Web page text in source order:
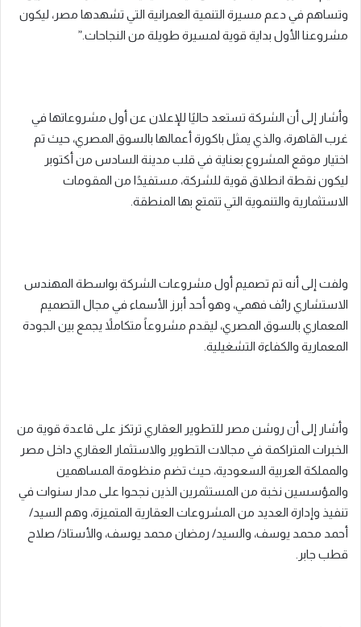
وتساهم في دعم مسيرة التنمية العمرانية التي تشهدها مصر، ليكون
مشروعنا الأول بداية قوية لمسيرة طويلة من النجاحات.”
وأشار إلى أن الشركة تستعد حاليًا للإعلان عن أول مشروعاتها في
غرب القاهرة، والذي يمثل باكورة أعمالها بالسوق المصري، حيث تم
اختيار موقع المشروع بعناية في قلب مدينة السادس من أكتوبر
ليكون نقطة انطلاق قوية للشركة، مستفيدًا من المقومات
الاستثمارية والتنموية التي تتمتع بها المنطقة.
ولفت إلى أنه تم تصميم أول مشروعات الشركة بواسطة المهندس
الاستشاري رائف فهمي، وهو أحد أبرز الأسماء في مجال التصميم
المعماري بالسوق المصري، ليقدم مشروعاً متكاملاً يجمع بين الجودة
المعمارية والكفاءة التشغيلية.
وأشار إلى أن روشن مصر للتطوير العقاري ترتكز على قاعدة قوية من
الخبرات المتراكمة في مجالات التطوير والاستثمار العقاري داخل مصر
والمملكة العربية السعودية، حيث تضم منظومة المساهمين
والمؤسسين نخبة من المستثمرين الذين نجحوا على مدار سنوات في
تنفيذ وإدارة العديد من المشروعات العقارية المتميزة، وهم السيد/
أحمد محمد يوسف، والسيد/ رمضان محمد يوسف، والأستاذ/ صلاح
قطب جابر.